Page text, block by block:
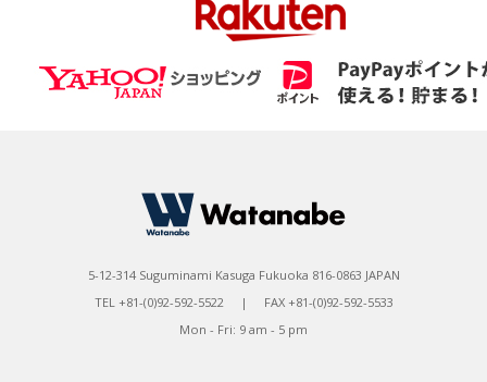
5-12-314 Suguminami Kasuga Fukuoka 816-0863 JAPAN
TEL +81-(0)92-592-5522 | FAX +81-(0)92-592-5533
Mon - Fri: 9 am - 5 pm